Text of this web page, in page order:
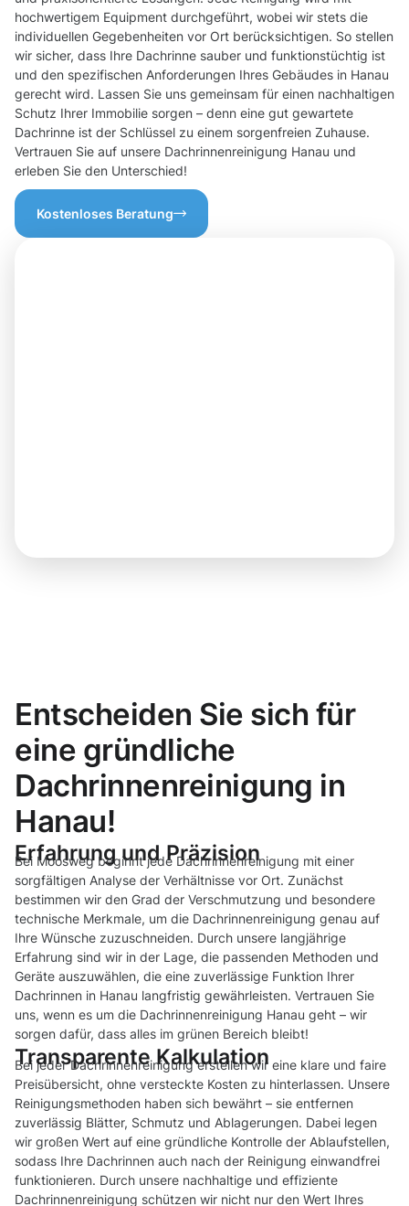
hochwertigem Equipment durchgeführt, wobei wir stets die
individuellen Gegebenheiten vor Ort berücksichtigen. So stellen
wir sicher, dass Ihre Dachrinne sauber und funktionstüchtig ist
und den spezifischen Anforderungen Ihres Gebäudes in Hanau
gerecht wird. Lassen Sie uns gemeinsam für einen nachhaltigen
Schutz Ihrer Immobilie sorgen – denn eine gut gewartete
Dachrinne ist der Schlüssel zu einem sorgenfreien Zuhause.
Vertrauen Sie auf unsere Dachrinnenreinigung Hanau und
erleben Sie den Unterschied!
Kostenloses Beratung
Entscheiden Sie sich für
eine gründliche
Dachrinnenreinigung in
Hanau!
Erfahrung und Präzision
Bei Moosweg beginnt jede Dachrinnenreinigung mit einer
sorgfältigen Analyse der Verhältnisse vor Ort. Zunächst
bestimmen wir den Grad der Verschmutzung und besondere
technische Merkmale, um die Dachrinnenreinigung genau auf
Ihre Wünsche zuzuschneiden. Durch unsere langjährige
Erfahrung sind wir in der Lage, die passenden Methoden und
Geräte auszuwählen, die eine zuverlässige Funktion Ihrer
Dachrinnen in Hanau langfristig gewährleisten. Vertrauen Sie
uns, wenn es um die Dachrinnenreinigung Hanau geht – wir
sorgen dafür, dass alles im grünen Bereich bleibt!
Transparente Kalkulation
Bei jeder Dachrinnenreinigung erstellen wir eine klare und faire
Preisübersicht, ohne versteckte Kosten zu hinterlassen. Unsere
Reinigungsmethoden haben sich bewährt – sie entfernen
zuverlässig Blätter, Schmutz und Ablagerungen. Dabei legen
wir großen Wert auf eine gründliche Kontrolle der Ablaufstellen,
sodass Ihre Dachrinnen auch nach der Reinigung einwandfrei
funktionieren. Durch unsere nachhaltige und effiziente
Dachrinnenreinigung schützen wir nicht nur den Wert Ihres